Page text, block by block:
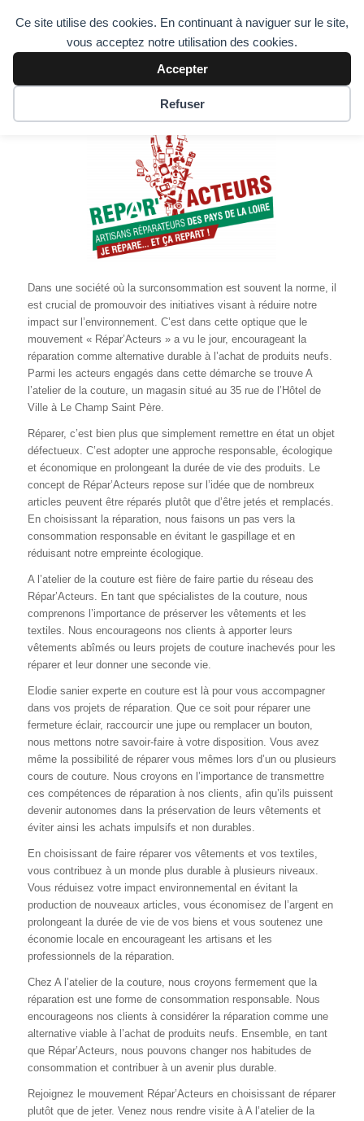
Ce site utilise des cookies. En continuant à naviguer sur le site,
vous acceptez notre utilisation des cookies.
Accepter
Refuser
Dans une société où la surconsommation est souvent la norme, il
est crucial de promouvoir des initiatives visant à réduire notre
impact sur l’environnement. C’est dans cette optique que le
mouvement « Répar’Acteurs » a vu le jour, encourageant la
réparation comme alternative durable à l’achat de produits neufs.
Parmi les acteurs engagés dans cette démarche se trouve A
l’atelier de la couture, un magasin situé au 35 rue de l’Hôtel de
Ville à Le Champ Saint Père.
Réparer, c’est bien plus que simplement remettre en état un objet
défectueux. C’est adopter une approche responsable, écologique
et économique en prolongeant la durée de vie des produits. Le
concept de Répar’Acteurs repose sur l’idée que de nombreux
articles peuvent être réparés plutôt que d’être jetés et remplacés.
En choisissant la réparation, nous faisons un pas vers la
consommation responsable en évitant le gaspillage et en
réduisant notre empreinte écologique.
A l’atelier de la couture est fière de faire partie du réseau des
Répar’Acteurs. En tant que spécialistes de la couture, nous
comprenons l’importance de préserver les vêtements et les
textiles. Nous encourageons nos clients à apporter leurs
vêtements abîmés ou leurs projets de couture inachevés pour les
réparer et leur donner une seconde vie.
Elodie sanier experte en couture est là pour vous accompagner
dans vos projets de réparation. Que ce soit pour réparer une
fermeture éclair, raccourcir une jupe ou remplacer un bouton,
nous mettons notre savoir-faire à votre disposition. Vous avez
même la possibilité de réparer vous mêmes lors d’un ou plusieurs
cours de couture. Nous croyons en l’importance de transmettre
ces compétences de réparation à nos clients, afin qu’ils puissent
devenir autonomes dans la préservation de leurs vêtements et
éviter ainsi les achats impulsifs et non durables.
En choisissant de faire réparer vos vêtements et vos textiles,
vous contribuez à un monde plus durable à plusieurs niveaux.
Vous réduisez votre impact environnemental en évitant la
production de nouveaux articles, vous économisez de l’argent en
prolongeant la durée de vie de vos biens et vous soutenez une
économie locale en encourageant les artisans et les
professionnels de la réparation.
Chez A l’atelier de la couture, nous croyons fermement que la
réparation est une forme de consommation responsable. Nous
encourageons nos clients à considérer la réparation comme une
alternative viable à l’achat de produits neufs. Ensemble, en tant
que Répar’Acteurs, nous pouvons changer nos habitudes de
consommation et contribuer à un avenir plus durable.
Rejoignez le mouvement Répar’Acteurs en choisissant de réparer
plutôt que de jeter. Venez nous rendre visite à A l’atelier de la